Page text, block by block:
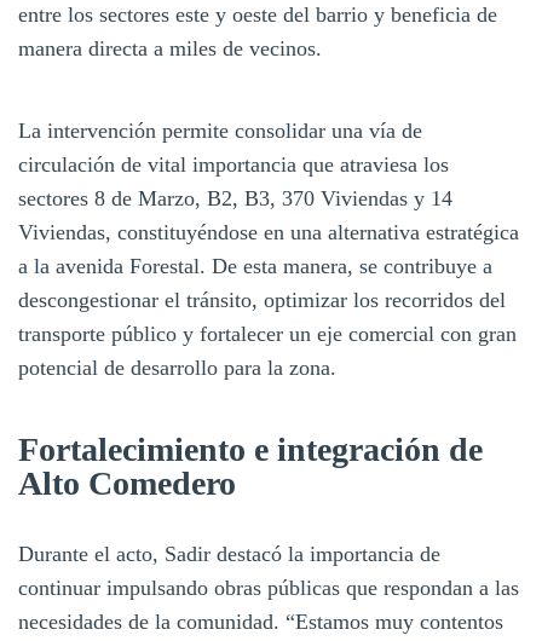
entre los sectores este y oeste del barrio y beneficia de
manera directa a miles de vecinos.
La intervención permite consolidar una vía de
circulación de vital importancia que atraviesa los
sectores 8 de Marzo, B2, B3, 370 Viviendas y 14
Viviendas, constituyéndose en una alternativa estratégica
a la avenida Forestal. De esta manera, se contribuye a
descongestionar el tránsito, optimizar los recorridos del
transporte público y fortalecer un eje comercial con gran
potencial de desarrollo para la zona.
Fortalecimiento e integración de
Alto Comedero
Durante el acto, Sadir destacó la importancia de
continuar impulsando obras públicas que respondan a las
necesidades de la comunidad. “Estamos muy contentos